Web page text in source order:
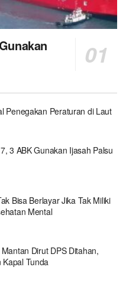
Penegakan Peraturan di Laut
3 ABK Gunakan Ijasah Palsu
Bisa Berlayar Jika Tak Miliki
Mental
Dirut DPS Ditahan,
Tunda